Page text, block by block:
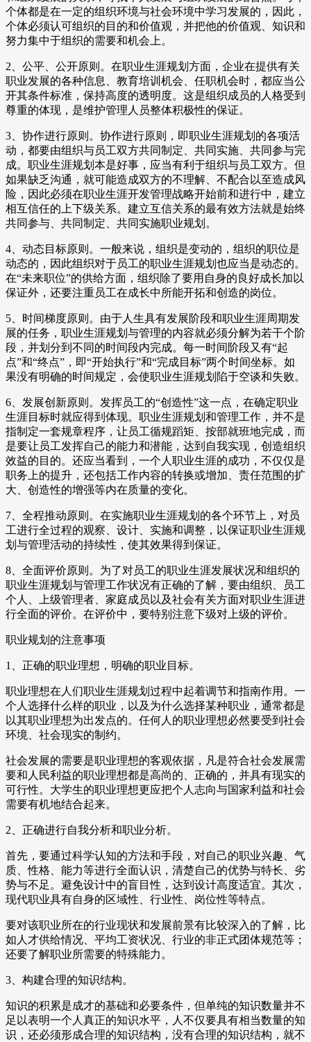
个体都是在一定的组织环境与社会环境中学习发展的，因此，
个体必须认可组织的目的和价值观，并把他的价值观、知识和
努力集中于组织的需要和机会上。
2、公平、公开原则。在职业生涯规划方面，企业在提供有关
职业发展的各种信息、教育培训机会、任职机会时，都应当公
开其条件标准，保持高度的透明度。这是组织成员的人格受到
尊重的体现，是维护管理人员整体积极性的保证。
3、协作进行原则。协作进行原则，即职业生涯规划的各项活
动，都要由组织与员工双方共同制定、共同实施、共同参与完
成。职业生涯规划本是好事，应当有利于组织与员工双方。但
如果缺乏沟通，就可能造成双方的不理解、不配合以至造成风
险，因此必须在职业生涯开发管理战略开始前和进行中，建立
相互信任的上下级关系。建立互信关系的最有效方法就是始终
共同参与、共同制定、共同实施职业规划。
4、动态目标原则。一般来说，组织是变动的，组织的职位是
动态的，因此组织对于员工的职业生涯规划也应当是动态的。
在“未来职位”的供给方面，组织除了要用自身的良好成长加以
保证外，还要注重员工在成长中所能开拓和创造的岗位。
5、时间梯度原则。由于人生具有发展阶段和职业生涯周期发
展的任务，职业生涯规划与管理的内容就必须分解为若干个阶
段，并划分到不同的时间段内完成。每一时间阶段又有“起
点”和“终点”，即“开始执行”和“完成目标”两个时间坐标。如
果没有明确的时间规定，会使职业生涯规划陷于空谈和失败。
6、发展创新原则。发挥员工的“创造性”这一点，在确定职业
生涯目标时就应得到体现。职业生涯规划和管理工作，并不是
指制定一套规章程序，让员工循规蹈矩、按部就班地完成，而
是要让员工发挥自己的能力和潜能，达到自我实现，创造组织
效益的目的。还应当看到，一个人职业生涯的成功，不仅仅是
职务上的提升，还包括工作内容的转换或增加、责任范围的扩
大、创造性的增强等内在质量的变化。
7、全程推动原则。在实施职业生涯规划的各个环节上，对员
工进行全过程的观察、设计、实施和调整，以保证职业生涯规
划与管理活动的持续性，使其效果得到保证。
8、全面评价原则。为了对员工的职业生涯发展状况和组织的
职业生涯规划与管理工作状况有正确的了解，要由组织、员工
个人、上级管理者、家庭成员以及社会有关方面对职业生涯进
行全面的评价。在评价中，要特别注意下级对上级的评价。
职业规划的注意事项
1、正确的职业理想，明确的职业目标。
职业理想在人们职业生涯规划过程中起着调节和指南作用。一
个人选择什么样的职业，以及为什么选择某种职业，通常都是
以其职业理想为出发点的。任何人的职业理想必然要受到社会
环境、社会现实的制约。
社会发展的需要是职业理想的客观依据，凡是符合社会发展需
要和人民利益的职业理想都是高尚的、正确的，并具有现实的
可行性。大学生的职业理想更应把个人志向与国家利益和社会
需要有机地结合起来。
2、正确进行自我分析和职业分析。
首先，要通过科学认知的方法和手段，对自己的职业兴趣、气
质、性格、能力等进行全面认识，清楚自己的优势与特长、劣
势与不足。避免设计中的盲目性，达到设计高度适宜。其次，
现代职业具有自身的区域性、行业性、岗位性等特点。
要对该职业所在的行业现状和发展前景有比较深入的了解，比
如人才供给情况、平均工资状况、行业的非正式团体规范等；
还要了解职业所需要的特殊能力。
3、构建合理的知识结构。
知识的积累是成才的基础和必要条件，但单纯的知识数量并不
足以表明一个人真正的知识水平，人不仅要具有相当数量的知
识，还必须形成合理的知识结构，没有合理的知识结构，就不